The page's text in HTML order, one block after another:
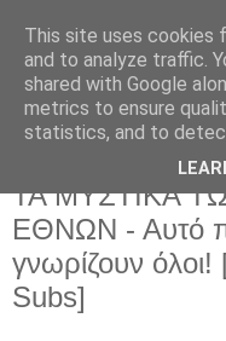
Παρασκευή 17
ΤΑ ΜΥΣΤΙΚΑ
ΕΘΝΩΝ - Αυτό
γνωρίζουν
Subs]
This site uses cookies
and to analyze traffic.
shared with Google
metrics to ensure
statistics, and to